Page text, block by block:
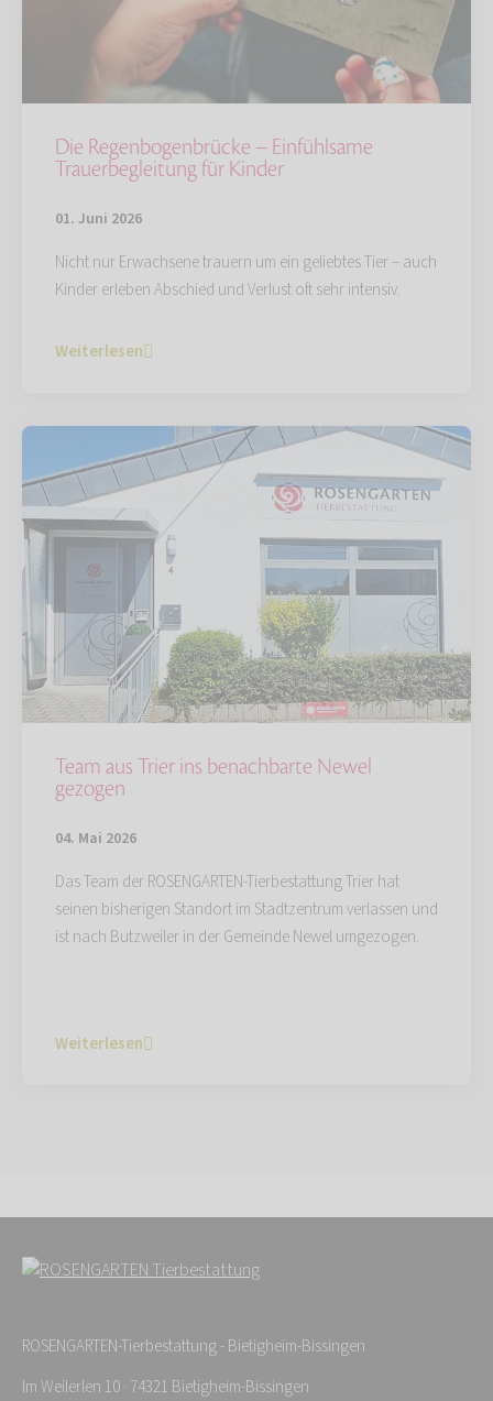
Die Regenbogenbrücke – Einfühlsame
Trauerbegleitung für Kinder
01. Juni 2026
Nicht nur Erwachsene trauern um ein geliebtes Tier – auch
Kinder erleben Abschied und Verlust oft sehr intensiv.
Weiterlesen
Team aus Trier ins benachbarte Newel
gezogen
04. Mai 2026
Das Team der ROSENGARTEN-Tierbestattung Trier hat
seinen bisherigen Standort im Stadtzentrum verlassen und
ist nach Butzweiler in der Gemeinde Newel umgezogen.
Weiterlesen
ROSENGARTEN-Tierbestattung - Bietigheim-Bissingen
Im Weilerlen 10 · 74321 Bietigheim-Bissingen